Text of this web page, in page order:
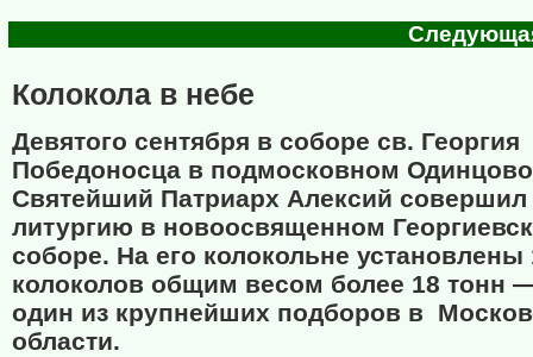
Колокола в небе
Девятого сентября в соборе св. Георгия
Победоносца в подмосковном Одинцово
Святейший Патриарх Алексий
литургию в новоосвященном
соборе. На его колокольне
колоколов общим весом более 18 тонн
один из крупнейших подборов в
области.